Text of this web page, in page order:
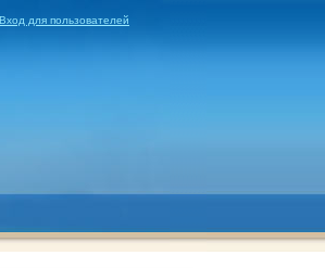
Вход для пользователей